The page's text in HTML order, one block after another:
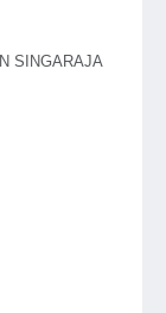
SINGARAJA